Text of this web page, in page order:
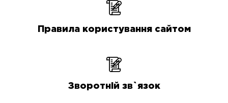
Правила користування сайтом
Зворотній зв`язок